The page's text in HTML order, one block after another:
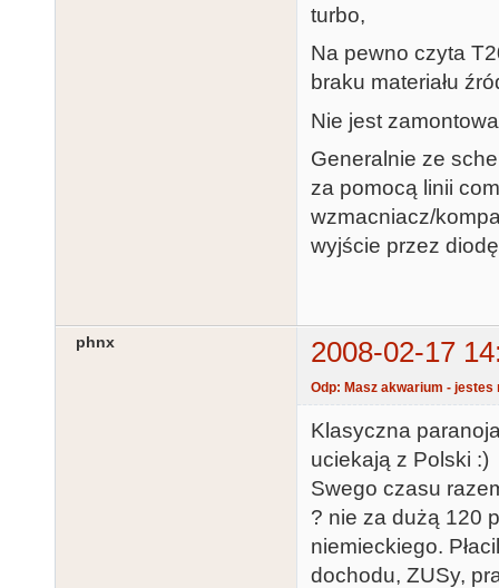
turbo,
Na pewno czyta
braku materiału
Nie jest
Generalnie ze
za pomocą linii
wzmacniacz/
wyjście przez
phnx 2008-02-17
Odp: Masz akwarium - jestes
Klasyczna
uciekają z Polski :)
Swego czasu
? nie za dużą 120
niemieckiego.
dochodu, ZUSy,